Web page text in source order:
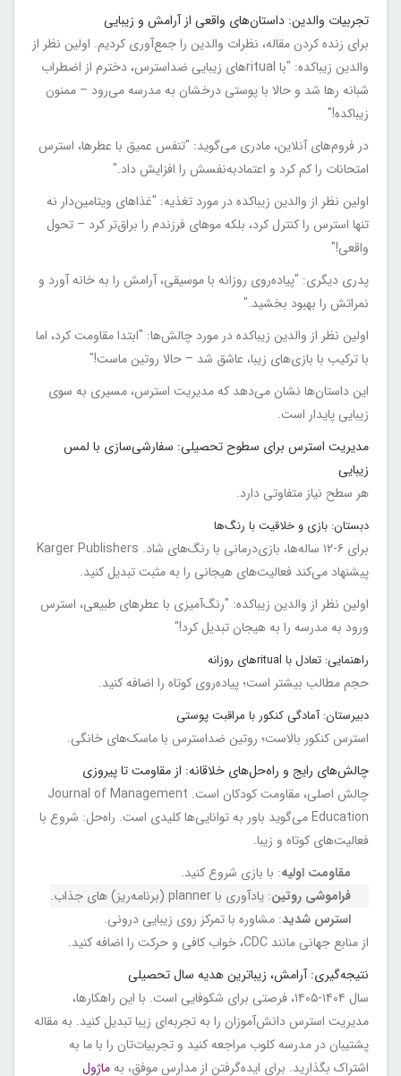
تجربیات والدین: داستان‌های واقعی از آرامش و زیبایی
برای زنده کردن مقاله، نظرات والدین را جمع‌آوری کردیم. اولین نظر از
والدین زیباکده: "با ritualهای زیبایی ضداسترس، دخترم از اضطراب
شبانه رها شد و حالا با پوستی درخشان به مدرسه می‌رود – ممنون
زیباکده!"
در فروم‌های آنلاین، مادری می‌گوید: "تنفس عمیق با عطرها، استرس
امتحانات را کم کرد و اعتمادبه‌نفسش را افزایش داد."
اولین نظر از والدین زیباکده در مورد تغذیه: "غذاهای ویتامین‌دار نه
تنها استرس را کنترل کرد، بلکه موهای فرزندم را براق‌تر کرد – تحول
واقعی!"
پدری دیگری: "پیاده‌روی روزانه با موسیقی، آرامش را به خانه آورد و
نمراتش را بهبود بخشید."
اولین نظر از والدین زیباکده در مورد چالش‌ها: "ابتدا مقاومت کرد، اما
با ترکیب با بازی‌های زیبا، عاشق شد – حالا روتین ماست!"
این داستان‌ها نشان می‌دهد که مدیریت استرس، مسیری به سوی
زیبایی پایدار است.
مدیریت استرس برای سطوح تحصیلی: سفارشی‌سازی با لمس
زیبایی
هر سطح نیاز متفاوتی دارد.
دبستان: بازی و خلاقیت با رنگ‌ها
برای ۶-۱۲ ساله‌ها، بازی‌درمانی با رنگ‌های شاد. Karger Publishers
پیشنهاد می‌کند فعالیت‌های هیجانی را به مثبت تبدیل کنید.
اولین نظر از والدین زیباکده: "رنگ‌آمیزی با عطرهای طبیعی، استرس
ورود به مدرسه را به هیجان تبدیل کرد!"
راهنمایی: تعادل با ritualهای روزانه
حجم مطالب بیشتر است؛ پیاده‌روی کوتاه را اضافه کنید.
دبیرستان: آمادگی کنکور با مراقبت پوستی
استرس کنکور بالاست؛ روتین ضداسترس با ماسک‌های خانگی.
چالش‌های رایج و راه‌حل‌های خلاقانه: از مقاومت تا پیروزی
چالش اصلی، مقاومت کودکان است. Journal of Management
Education می‌گوید باور به توانایی‌ها کلیدی است. راه‌حل: شروع با
فعالیت‌های کوتاه و زیبا.
مقاومت اولیه: با بازی شروع کنید.
فراموشی روتین: یادآوری با planner (برنامه‌ریز) های جذاب.
استرس شدید: مشاوره با تمرکز روی زیبایی درونی.
از منابع جهانی مانند CDC، خواب کافی و حرکت را اضافه کنید.
نتیجه‌گیری: آرامش، زیباترین هدیه سال تحصیلی
سال ۱۴۰۴-۱۴۰۵، فرصتی برای شکوفایی است. با این راهکارها،
مدیریت استرس دانش‌آموزان را به تجربه‌ای زیبا تبدیل کنید. به مقاله
پشتیبان در مدرسه کلوب مراجعه کنید و تجربیات‌تان را با ما به
اشتراک بگذارید. برای ایده‌گرفتن از مدارس موفق، به ماژول